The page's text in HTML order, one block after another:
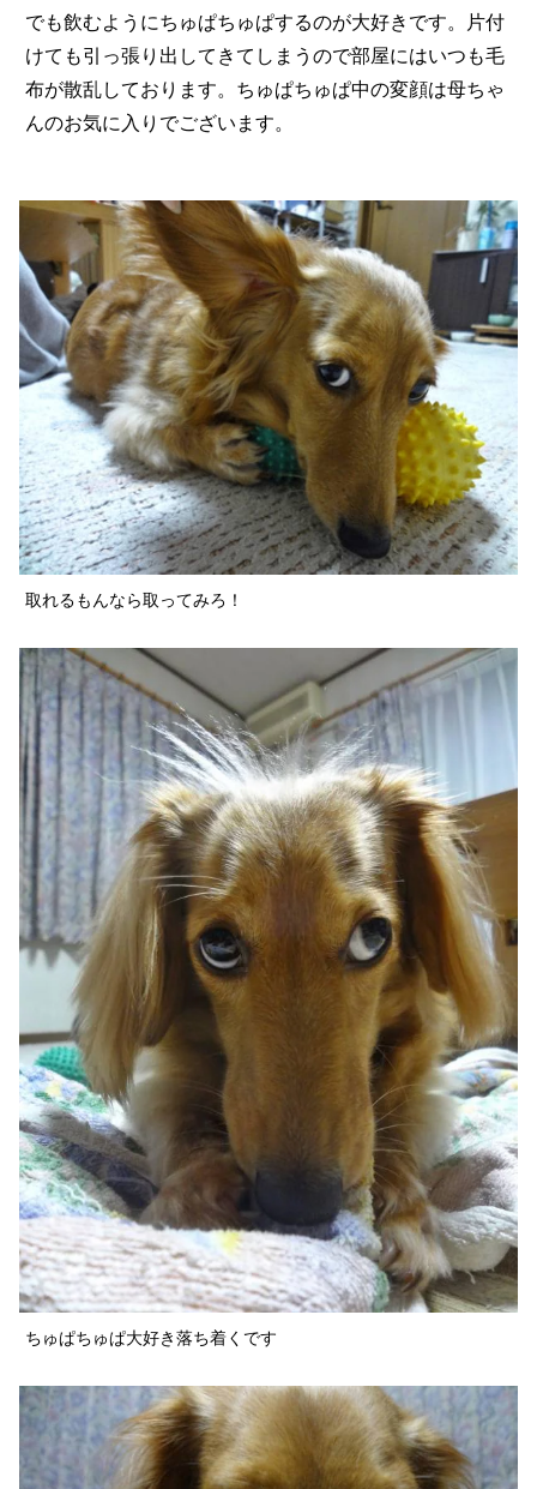
でも飲むようにちゅぱちゅぱするのが大好きです。片付
けても引っ張り出してきてしまうので部屋にはいつも毛
布が散乱しております。ちゅぱちゅぱ中の変顔は母ちゃ
んのお気に入りでございます。
取れるもんなら取ってみろ！
ちゅぱちゅぱ大好き落ち着くです